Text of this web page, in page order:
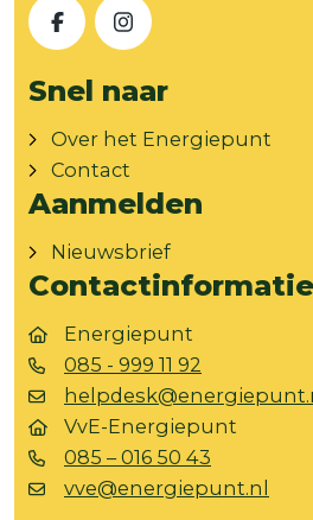
FacebookInstagram
Snel naar
Over het Energiepunt
Contact
Aanmelden
Nieuwsbrief
Contactinformatie
Energiepunt
085 - 999 11 92
VvE-Energiepunt
085 – 016 50 43
vve@energiepunt.nl